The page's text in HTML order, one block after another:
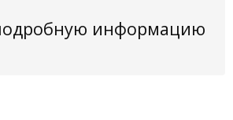
информацию